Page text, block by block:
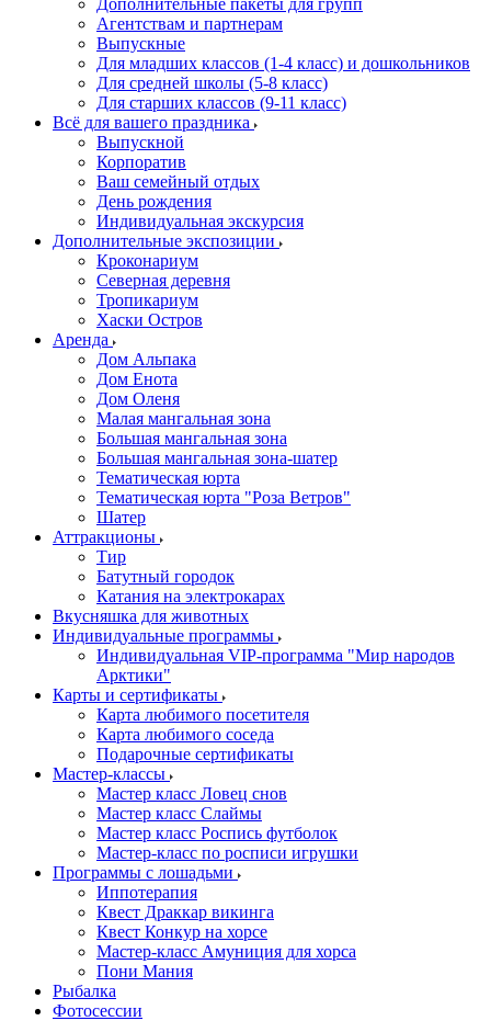
Дополнительные пакеты для групп
Агентствам и партнерам
Выпускные
Для младших классов (1-4 класс) и дошкольников
Для средней школы (5-8 класс)
Для старших классов (9-11 класс)
Всё для вашего праздника
Выпускной
Корпоратив
Ваш семейный отдых
День рождения
Индивидуальная экскурсия
Дополнительные экспозиции
Кроконариум
Северная деревня
Тропикариум
Хаски Остров
Аренда
Дом Альпака
Дом Енота
Дом Оленя
Малая мангальная зона
Большая мангальная зона
Большая мангальная зона-шатер
Тематическая юрта
Тематическая юрта "Роза Ветров"
Шатер
Аттракционы
Тир
Батутный городок
Катания на электрокарах
Вкусняшка для животных
Индивидуальные программы
Индивидуальная VIP-программа "Мир народов
Арктики"
Карты и сертификаты
Карта любимого посетителя
Карта любимого соседа
Подарочные сертификаты
Мастер-классы
Мастер класс Ловец снов
Мастер класс Слаймы
Мастер класс Роспись футболок
Мастер-класс по росписи игрушки
Программы с лошадьми
Иппотерапия
Квест Драккар викинга
Квест Конкур на хорсе
Мастер-класс Амуниция для хорса
Пони Мания
Рыбалка
Фотосессии